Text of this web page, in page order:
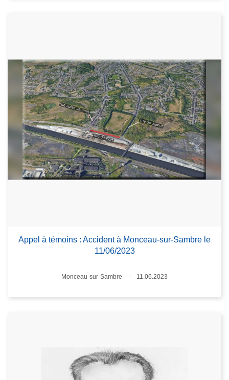
Appel à témoins : Accident à Monceau-sur-Sambre le
11/06/2023
Lieux
Monceau-sur-Sambre
11.06.2023